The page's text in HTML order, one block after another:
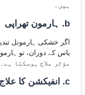
ہیں۔
b. ہارمون تھراپی
اگر خشکی ہارمونل
مؤثر علاج ہوسکتا ہے۔
c. انفیکشن کا علاج